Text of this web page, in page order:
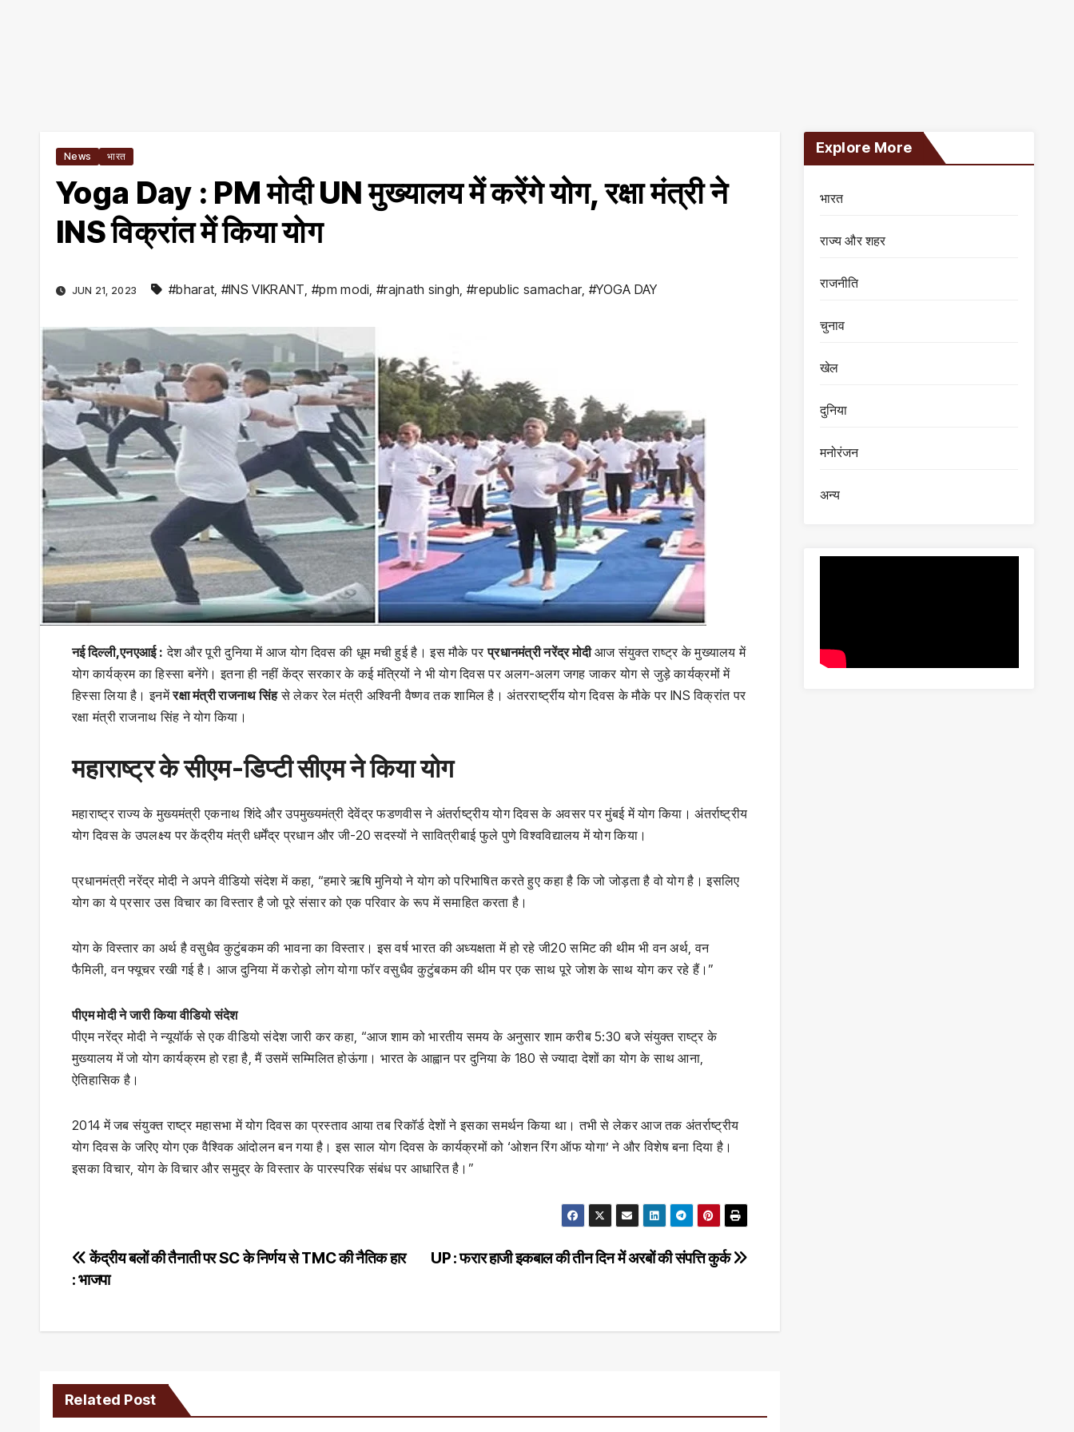
News भारत
Yoga Day : PM मोदी UN मुख्यालय में करेंगे योग, रक्षा मंत्री ने
INS विक्रांत में किया योग
JUN 21, 2023 #bharat, #INS VIKRANT,#pm modi,#rajnath singh, #republic samachar, #YOGA DAY
नई दिल्ली,एनएआई : देश और पूरी दुनिया में आज योग दिवस की धूम मची हुई है। इस मौके परप्रधानमंत्री नरेंद्र मोदीआज संयुक्त राष्ट्र के मुख्यालय में
योग कार्यक्रम का हिस्सा बनेंगे। इतना ही नहीं केंद्र सरकार के कई मंत्रियों ने भी योग दिवस पर अलग-अलग जगह जाकर योग से जुड़े कार्यक्रमों में
हिस्सा लिया है। इनमेंरक्षा मंत्री राजनाथ सिंहसे लेकर रेल मंत्री अश्विनी वैष्णव तक शामिल है। अंतररार्ष्ट्रीय योग दिवस के मौके पर INS विक्रांत पर
रक्षा मंत्री राजनाथ सिंह ने योग किया।
महाराष्ट्र के सीएम-डिप्टी सीएम ने किया योग
महाराष्ट्र राज्य के मुख्यमंत्री एकनाथ शिंदे और उपमुख्यमंत्री देवेंद्र फडणवीस ने अंतर्राष्ट्रीय योग दिवस के अवसर पर मुंबई में योग किया। अंतर्राष्ट्रीय
योग दिवस के उपलक्ष्य पर केंद्रीय मंत्री धर्मेंद्र प्रधान और जी-20 सदस्यों ने सावित्रीबाई फुले पुणे विश्वविद्यालय में योग किया।
प्रधानमंत्री नरेंद्र मोदी ने अपने वीडियो संदेश में कहा, “हमारे ऋषि मुनियो ने योग को परिभाषित करते हुए कहा है कि जो जोड़ता है वो योग है। इसलिए
योग का ये प्रसार उस विचार का विस्तार है जो पूरे संसार को एक परिवार के रूप में समाहित करता है।
योग के विस्तार का अर्थ है वसुधैव कुटुंबकम की भावना का विस्तार। इस वर्ष भारत की अध्यक्षता में हो रहे जी20 समिट की थीम भी वन अर्थ, वन
फैमिली, वन फ्यूचर रखी गई है। आज दुनिया में करोड़ो लोग योगा फॉर वसुधैव कुटुंबकम की थीम पर एक साथ पूरे जोश के साथ योग कर रहे हैं।”
पीएम मोदी ने जारी किया वीडियो संदेश
पीएम नरेंद्र मोदी ने न्यूयॉर्क से एक वीडियो संदेश जारी कर कहा, “आज शाम को भारतीय समय के अनुसार शाम करीब 5:30 बजे संयुक्त राष्ट्र के
मुख्यालय में जो योग कार्यक्रम हो रहा है, मैं उसमें सम्मिलित होऊंगा। भारत के आह्वान पर दुनिया के 180 से ज्यादा देशों का योग के साथ आना,
ऐतिहासिक है।
2014 में जब संयुक्त राष्ट्र महासभा में योग दिवस का प्रस्ताव आया तब रिकॉर्ड देशों ने इसका समर्थन किया था। तभी से लेकर आज तक अंतर्राष्ट्रीय
योग दिवस के जरिए योग एक वैश्विक आंदोलन बन गया है। इस साल योग दिवस के कार्यक्रमों को ‘ओशन रिंग ऑफ योगा’ ने और विशेष बना दिया है।
इसका विचार, योग के विचार और समुद्र के विस्तार के पारस्परिक संबंध पर आधारित है।”
Post
UP : फरार हाजी इकबाल की तीन दिन में अरबों की संपत्ति कुर्क
केंद्रीय बलों की तैनाती पर SC के निर्णय से TMC की नैतिक हार
: भाजपा
Related Post
Explore More
भारत
राज्य और शहर
राजनीति
चुनाव
खेल
दुनिया
मनोरंजन
अन्य